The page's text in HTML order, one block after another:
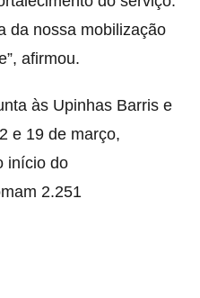
da nossa mobilização
afirmou.
às Upinhas Barris e
e 19 de março,
início do
2.251